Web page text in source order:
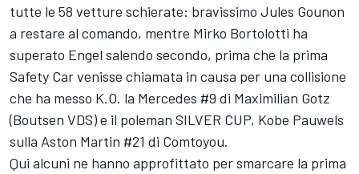
tutte le 58 vetture schierate: bravissimo Jules Gounon
a restare al comando, mentre Mirko Bortolotti ha
superato Engel salendo secondo, prima che la prima
Safety Car venisse chiamata in causa per una collisione
che ha messo K.O. la Mercedes #9 di Maximilian Gotz
(Boutsen VDS) e il poleman SILVER CUP, Kobe Pauwels
sulla Aston Martin #21 di Comtoyou.
Qui alcuni ne hanno approfittato per smarcare la prima